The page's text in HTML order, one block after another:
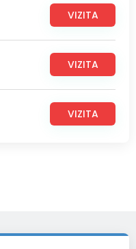
VIZITA
VIZITA
VIZITA